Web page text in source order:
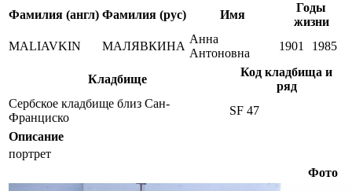
Фамилия (англ) Фамилия (рус) Имя
Годы
жизни
MALIAVKIN
МАЛЯВКИНА
Анна
Антоновна
1901 1985
Кладбище
Код кладбища и
ряд
Сербское кладбище близ Сан-
Франциско
SF 47
Описание
портрет
Фото